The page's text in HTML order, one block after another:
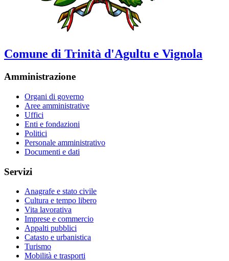
Comune di Trinità d'Agultu e Vignola
Amministrazione
Organi di governo
Aree amministrative
Uffici
Enti e fondazioni
Politici
Personale amministrativo
Documenti e dati
Servizi
Anagrafe e stato civile
Cultura e tempo libero
Vita lavorativa
Imprese e commercio
Appalti pubblici
Catasto e urbanistica
Turismo
Mobilità e trasporti